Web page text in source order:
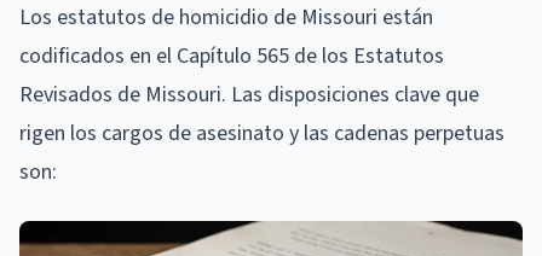
Los estatutos de homicidio de Missouri están
codificados en el Capítulo 565 de los Estatutos
Revisados de Missouri. Las disposiciones clave que
rigen los cargos de asesinato y las cadenas perpetuas
son: